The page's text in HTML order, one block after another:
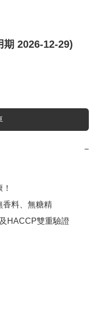
期 2026-12-29)
−